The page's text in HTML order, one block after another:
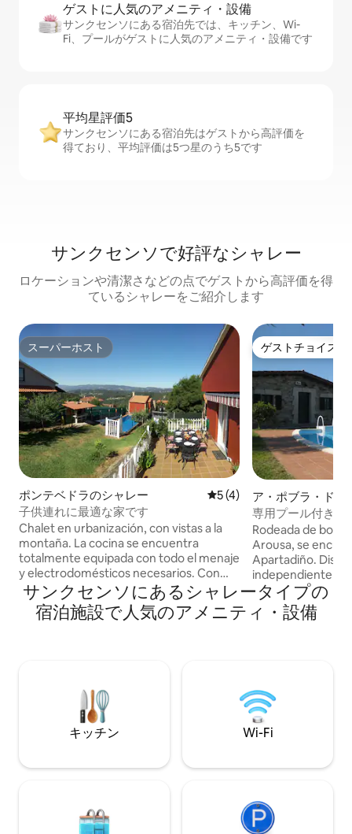
ゲストに人⁠気⁠のア⁠メ⁠ニ⁠テ⁠ィ・設⁠備
サンクセンソにある宿泊先では、キッチン、Wi-
Fi、プールがゲストに人気のアメニティ・設備です
平均星評価5
サンクセンソにある宿泊先はゲストから高評価を
得ており、平均評価は5つ星のうち5です
サンクセンソで好評なシャレー
ロケーションや清潔さなどの点でゲストから高評価を得
ているシャレーをご紹介します
スーパーホスト
スーパーホスト
ポンテベドラのシャレー レビュー4件、5つ星中5つ
5 (4)
子供連れに最適な家です
Chalet en urbanización, con vistas a la
montaña. La cocina se encuentra
totalmente equipada con todo el menaje
y electrodomésticos necesarios. Con
jardín privado, de 850m2, cerrado
alrededor de la casa, en el que se
encuentran: parque infantil, barbacoa;
puesto 2 fotos de alguna, para que no
haya duda respecto a la calidad
ゲストチョイス
ゲストチョイス
ア・ポブラ・ド・
のシャレー
専用プール付きの
Rodeada de
Arousa, se
Apartadiño.
independiente
piedra con
temporada,
fogón de leña
サンクセンソにあるシャレータイプの
宿泊施設で人気のアメニティ・設備
キッチン Wi-Fi